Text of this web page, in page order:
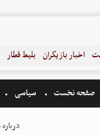
اخبار بازیگران بلیط قطار
صفحه نخست سیاسی
درباره